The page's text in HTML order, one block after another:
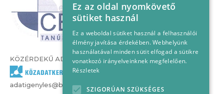
KÖZÉRDEKŰ ADATOK
adatigenyles@bvcs.hu
HUNGARIAN
Ez az oldal nyomkövető
sütiket használ
Ez a weboldal sütiket használ a felhasználói
élmény javítása érdekében. Webhelyünk
használatával minden sütit elfogad a sütikre
vonatkozó irányelveinknek megfelelően.
Részletek
SZIGORÚAN SZÜKSÉGES